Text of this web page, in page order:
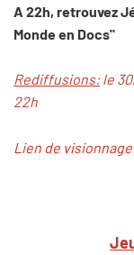
A 22h, retrouvez
Monde en Docs"
Rediffusions:le
22h
Lien de visionnage